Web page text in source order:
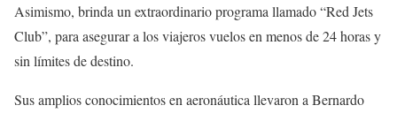
Asimismo, brinda un extraordinario programa llamado “Red Jets
Club”, para asegurar a los viajeros vuelos en menos de 24 horas y
sin límites de destino.
Sus amplios conocimientos en aeronáutica llevaron a Bernardo